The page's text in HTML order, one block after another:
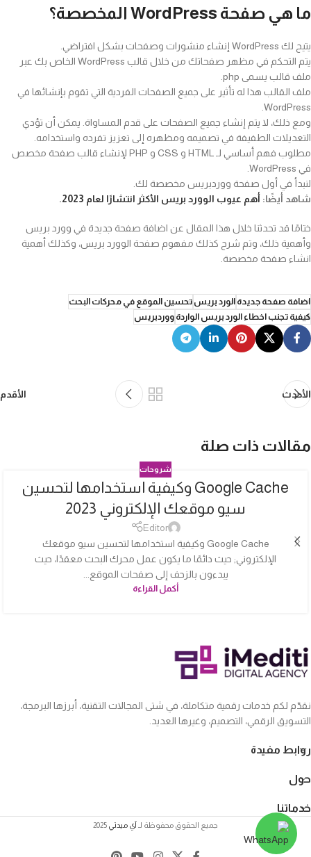
ما هي صفحة WordPress المخصصة؟
يتيح لك WordPress إنشاء منشورات وصفحات بشكل افتراضي.
يتم التحكم في مظهر صفحاتك من خلال قالب WordPress الخاص بك عبر
ملف قالب يسمى php.
ملف القالب هذا له تأثير على جميع الصفحات الفردية التي تقوم بإنشائها في
WordPress.
ومع ذلك، لا يتم إنشاء جميع الصفحات على قدم المساواة. يمكن أن تؤدي
التعديلات الطفيفة في تصميمه ومظهره إلى تعزيز تفرده واستخدامه.
مطلوب فهم أساسي لـ HTML و CSS و PHP لإنشاء قالب صفحة مخصص
في WordPress.
لنبدأ في أول صفحة ووردبريس مخصصة لك.
شاهد أيضًا: أهم عيوب الوورد بريس الأكثر انتشارًا لعام 2023 .
ختامًا قد تحدثنا خلال هذا المقال عن اضافة صفحة جديدة في وورد بريس
وأهمية ذلك، وتم شرح كذلك مفهوم صفحة الوورد بريس، وكذلك أهمية
انشاء صفحة مخصصة.
اضافة صفحة جديدة الورد بريس تحسين الموقع في محركات البحث
كيفية تجنب اخطاء الورد بريس الواردة ووردبريس
الأحدث الأقدم
مقالات ذات صلة
04
شروحات
Google Cache وكيفية استخدامها لتحسين
سيو موقعك الإلكتروني 2023
Editor
Google Cache وكيفية استخدامها لتحسين سيو موقعك
الإلكتروني; حيث دائمًا ما يكون عمل محرك البحث معقدًا، حيث
يبدءون بالزحف إلى صفحات الموقع...
أكمل القراءة
نقدّم لكم خدمات رقمية متكاملة، في شتى المجالات التقنية، أبرزها البرمجة،
التسويق الرقمي، التصميم، وغيرها العديد.
روابط مفيدة
حول
خدماتنا
جميع الحقوق محفوظة لـ آي ميدتي